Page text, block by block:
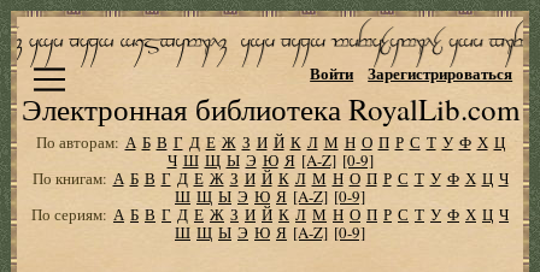
Электронная библиотека RoyalLib.com
Войти Зарегистрироваться
По авторам: А Б В Г Д Е Ж З И Й К Л М Н О П Р С Т У Ф Х Ц
Ч Ш Щ Ы Э Ю Я [A-Z] [0-9]
По книгам: А Б В Г Д Е Ж З И Й К Л М Н О П Р С Т У Ф Х Ц Ч
Ш Щ Ы Э Ю Я [A-Z] [0-9]
По сериям: А Б В Г Д Е Ж З И Й К Л М Н О П Р С Т У Ф Х Ц Ч
Ш Щ Ы Э Ю Я [A-Z] [0-9]